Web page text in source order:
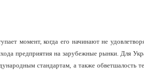
момент, когда его начинают не
предприятия на зарубежные рынки. Для
стандартам, а также обветшалость